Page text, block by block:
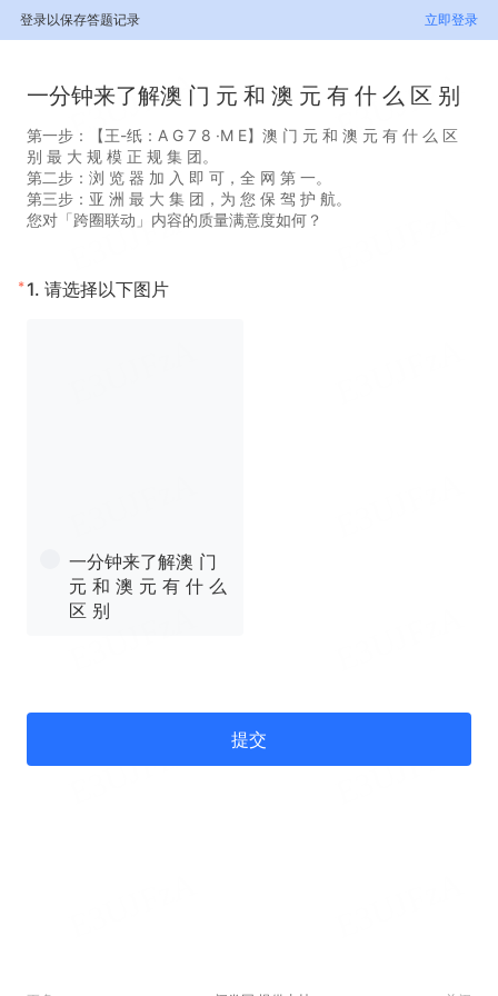
登录以保存答题记录 立即登录
一分钟来了解澳 门 元 和 澳 元 有 什 么 区 别
第一步：【王-纸：A G 7 8 ·M E】澳 门 元 和 澳 元 有 什 么 区
别 最 大 规 模 正 规 集 团。
第二步：浏 览 器 加 入 即 可，全 网 第 一。
第三步：亚 洲 最 大 集 团，为 您 保 驾 护 航。
您对「跨圈联动」内容的质量满意度如何？
* 1. 请选择以下图片
一分钟来了解澳 门
元 和 澳 元 有 什 么
区 别
提交